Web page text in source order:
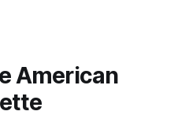
American